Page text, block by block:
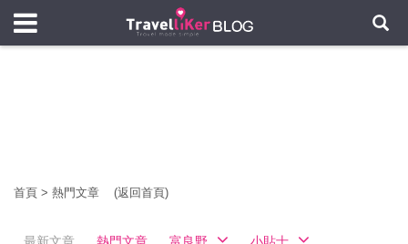
首頁 > 熱門文章 (返回首頁)